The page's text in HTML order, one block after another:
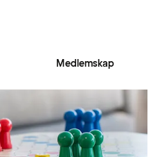
Medlemskap